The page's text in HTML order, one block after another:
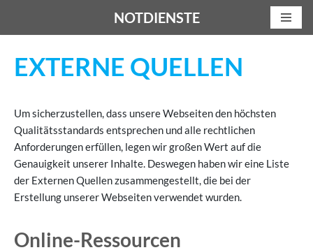
Z
s
p
NOTDIENSTE
EXTERNE QUELLEN
Um sicherzustellen, dass unsere Webseiten den höchsten
Qualitätsstandards entsprechen und alle rechtlichen
Anforderungen erfüllen, legen wir großen Wert auf die
Genauigkeit unserer Inhalte. Deswegen haben wir eine Liste
der Externen Quellen zusammengestellt, die bei der
Erstellung unserer Webseiten verwendet wurden.
Online-Ressourcen